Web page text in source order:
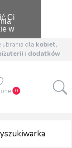
Ci
w
dla kobiet,
i dodatków
0